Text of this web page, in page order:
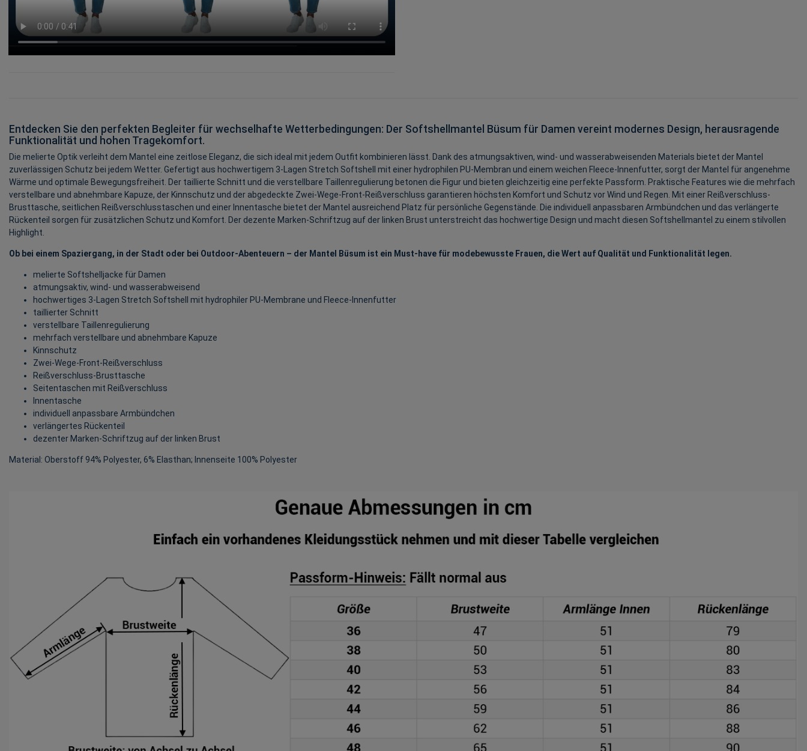
Entdecken Sie den perfekten Begleiter für wechselhafte Wetterbedingungen: Der Softshellmantel Büsum für Damen vereint modernes Design, herausragende
Funktionalität und hohen Tragekomfort.
Die melierte Optik verleiht dem Mantel eine zeitlose Eleganz, die sich ideal mit jedem Outfit kombinieren lässt. Dank des atmungsaktiven, wind- und wasserabweisenden Materials bietet der Mantel
zuverlässigen Schutz bei jedem Wetter. Gefertigt aus hochwertigem 3-Lagen Stretch Softshell mit einer hydrophilen PU-Membran und einem weichen Fleece-Innenfutter, sorgt der Mantel für angenehme
Wärme und optimale Bewegungsfreiheit. Der taillierte Schnitt und die verstellbare Taillenregulierung betonen die Figur und bieten gleichzeitig eine perfekte Passform. Praktische Features wie die mehrfach
verstellbare und abnehmbare Kapuze, der Kinnschutz und der abgedeckte Zwei-Wege-Front-Reißverschluss garantieren höchsten Komfort und Schutz vor Wind und Regen. Mit einer Reißverschluss-
Brusttasche, seitlichen Reißverschlusstaschen und einer Innentasche bietet der Mantel ausreichend Platz für persönliche Gegenstände. Die individuell anpassbaren Armbündchen und das verlängerte
Rückenteil sorgen für zusätzlichen Schutz und Komfort. Der dezente Marken-Schriftzug auf der linken Brust unterstreicht das hochwertige Design und macht diesen Softshellmantel zu einem stilvollen
Highlight.
Ob bei einem Spaziergang, in der Stadt oder bei Outdoor-Abenteuern – der Mantel Büsum ist ein Must-have für modebewusste Frauen, die Wert auf Qualität und Funktionalität legen.
melierte Softshelljacke für Damen
atmungsaktiv, wind- und wasserabweisend
hochwertiges 3-Lagen Stretch Softshell mit hydrophiler PU-Membrane und Fleece-Innenfutter
taillierter Schnitt
verstellbare Taillenregulierung
mehrfach verstellbare und abnehmbare Kapuze
Kinnschutz
Zwei-Wege-Front-Reißverschluss
Reißverschluss-Brusttasche
Seitentaschen mit Reißverschluss
Innentasche
individuell anpassbare Armbündchen
verlängertes Rückenteil
dezenter Marken-Schriftzug auf der linken Brust
Material: Oberstoff 94% Polyester, 6% Elasthan; Innenseite 100% Polyester